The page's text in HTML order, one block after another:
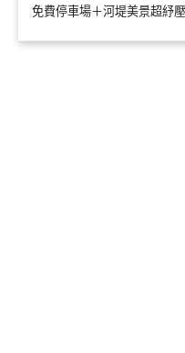
免費停車場＋河堤美景超紓